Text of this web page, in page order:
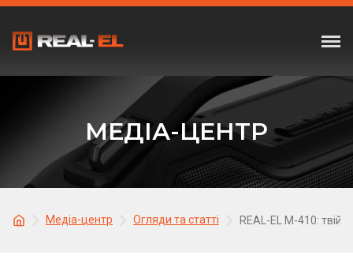
МЕДІА-ЦЕНТР
Медіа-центр Огляди та статті REAL-EL M-410: твій